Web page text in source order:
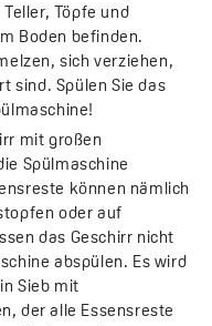
Töpfe und
Boden befinden.
sich verziehen,
sind. Spülen Sie das
mit großen
Spülmaschine
können nämlich
oder auf
das Geschirr nicht
abspülen. Es wird
Sieb mit
der alle Essensreste